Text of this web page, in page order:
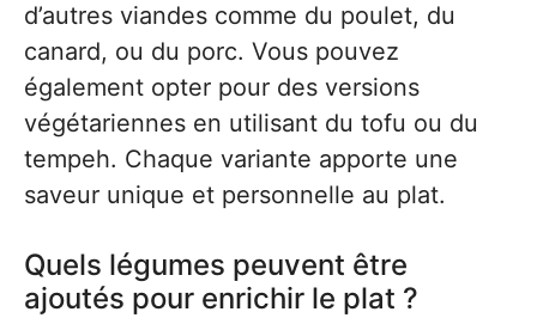
d’autres viandes comme du poulet, du
canard, ou du porc. Vous pouvez
également opter pour des versions
végétariennes en utilisant du tofu ou du
tempeh. Chaque variante apporte une
saveur unique et personnelle au plat.
Quels légumes peuvent être
ajoutés pour enrichir le plat ?